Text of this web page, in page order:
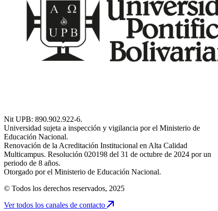
Nit UPB: 890.902.922-6.
Universidad sujeta a inspección y vigilancia por el Ministerio de
Educación Nacional.
Renovación de la Acreditación Institucional en Alta Calidad
Multicampus. Resolución 020198 del 31 de octubre de 2024 por un
periodo de 8 años.
Otorgado por el Ministerio de Educación Nacional.
© Todos los derechos reservados, 2025
Ver todos los canales de contacto